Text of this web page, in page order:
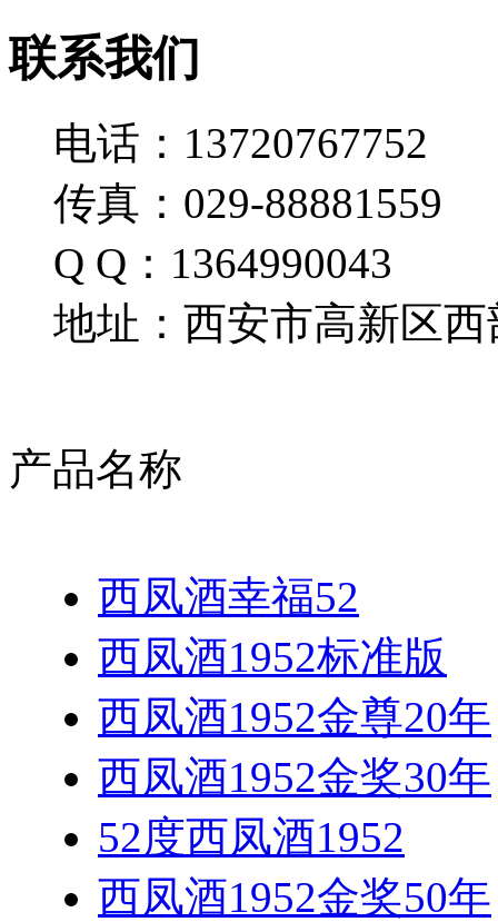
联系我们
电话：13720767752
传真：029-88881559
Q Q：1364990043
地址：西安市高新区西
产品名称
西凤酒幸福52
西凤酒1952标准版
西凤酒1952金尊20年
西凤酒1952金奖30年
52度西凤酒1952
西凤酒1952金奖50年